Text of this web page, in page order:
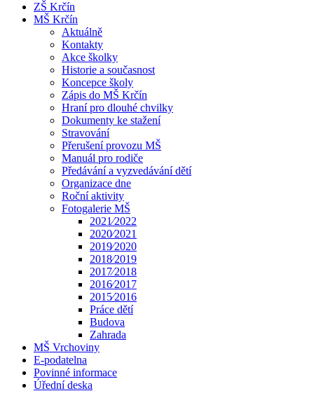
ZŠ Krčín
MŠ Krčín
Aktuálně
Kontakty
Akce školky
Historie a současnost
Koncepce školy
Zápis do MŠ Krčín
Hraní pro dlouhé chvilky
Dokumenty ke stažení
Stravování
Přerušení provozu MŠ
Manuál pro rodiče
Předávání a vyzvedávání dětí
Organizace dne
Roční aktivity
Fotogalerie MŠ
2021⁄2022
2020⁄2021
2019⁄2020
2018⁄2019
2017⁄2018
2016⁄2017
2015⁄2016
Práce dětí
Budova
Zahrada
MŠ Vrchoviny
E-podatelna
Povinné informace
Úřední deska